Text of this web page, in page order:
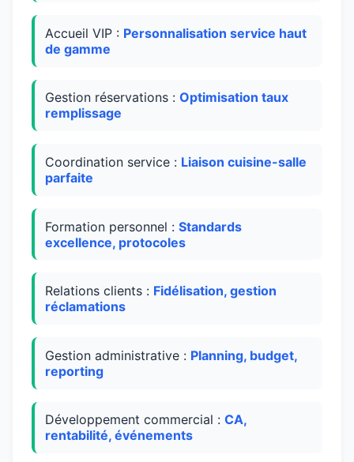
Accueil VIP : Personnalisation service haut
de gamme
Gestion réservations : Optimisation taux
remplissage
Coordination service : Liaison cuisine-salle
parfaite
Formation personnel : Standards
excellence, protocoles
Relations clients : Fidélisation, gestion
réclamations
Gestion administrative : Planning, budget,
reporting
Développement commercial : CA,
rentabilité, événements